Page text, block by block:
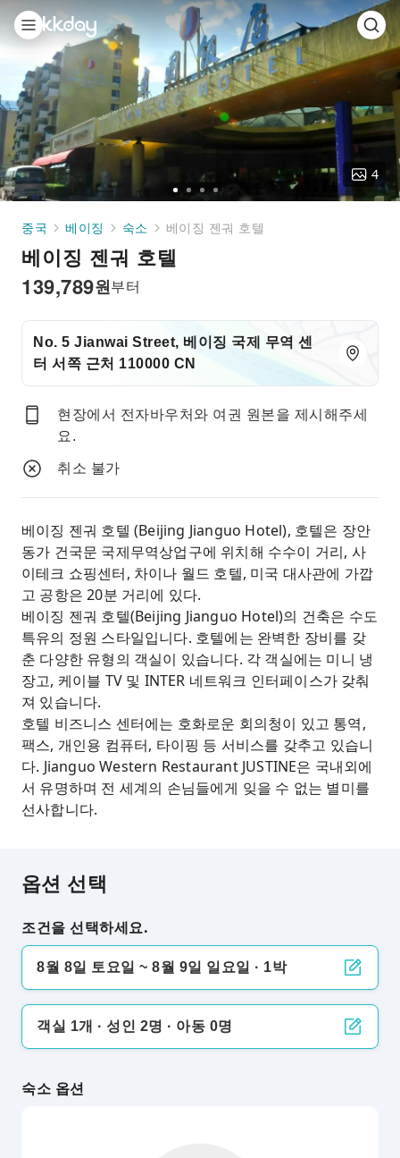
Go
to
Go
to
Go
to
Go
to
4
중국 베이징 숙소 베이징 젠궈 호텔
베이징 젠궈 호텔
원
139,789 부터
No. 5 Jianwai Street, 베이징 국제 무역 센
터 서쪽 근처 110000 CN
현장에서 전자바우처와 여권 원본을 제시해주세
요.
취소 불가
베이징 젠궈 호텔 (Beijing Jianguo Hotel), 호텔은 장안
동가 건국문 국제무역상업구에 위치해 수수이 거리, 사
이테크 쇼핑센터, 차이나 월드 호텔, 미국 대사관에 가깝
고 공항은 20분 거리에 있다.
베이징 젠궈 호텔(Beijing Jianguo Hotel)의 건축은 수도
특유의 정원 스타일입니다. 호텔에는 완벽한 장비를 갖
춘 다양한 유형의 객실이 있습니다. 각 객실에는 미니 냉
장고, 케이블 TV 및 INTER 네트워크 인터페이스가 갖춰
져 있습니다.
호텔 비즈니스 센터에는 호화로운 회의청이 있고 통역,
팩스, 개인용 컴퓨터, 타이핑 등 서비스를 갖추고 있습니
다. Jianguo Western Restaurant JUSTINE은 국내외에
서 유명하며 전 세계의 손님들에게 잊을 수 없는 별미를
선사합니다.
옵션 선택
조건을 선택하세요.
8월 8일 토요일 ~ 8월 9일 일요일 · 1박
객실 1개 · 성인 2명 · 아동 0명
숙소 옵션